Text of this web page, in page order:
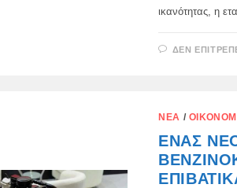
ικανότητας, η
ΔΕΝ
ΝΈΑ /
ΈΝΑΣ